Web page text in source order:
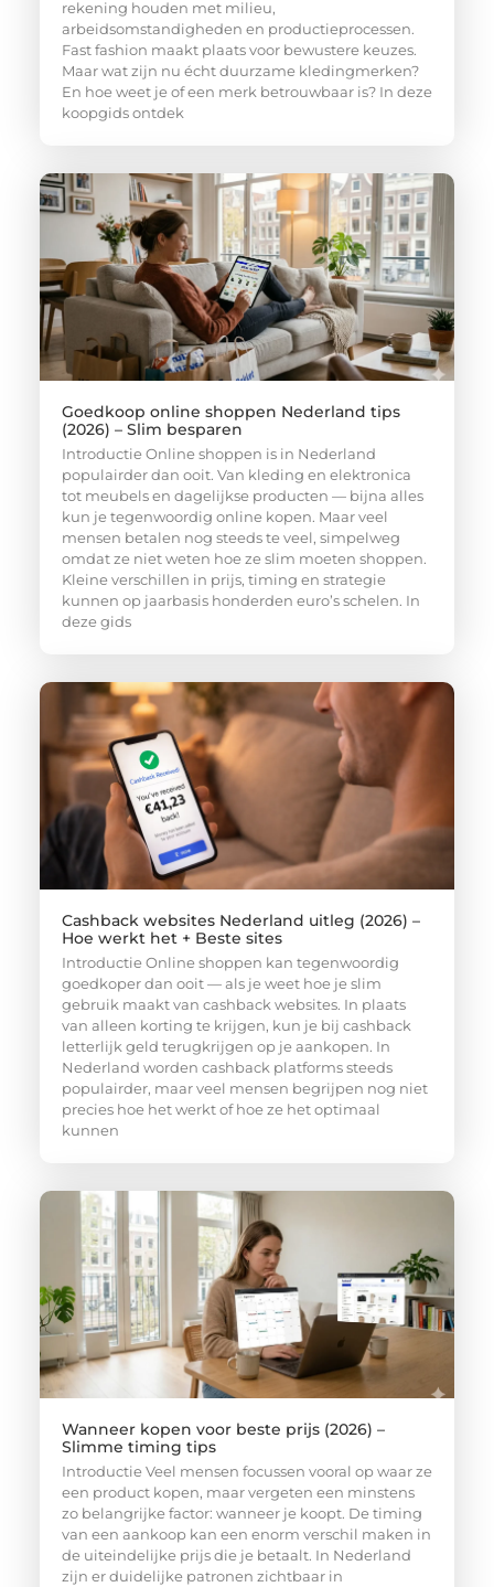
rekening houden met milieu,
arbeidsomstandigheden en productieprocessen.
Fast fashion maakt plaats voor bewustere keuzes.
Maar wat zijn nu écht duurzame kledingmerken?
En hoe weet je of een merk betrouwbaar is? In deze
koopgids ontdek
Goedkoop online shoppen Nederland tips
(2026) – Slim besparen
Introductie Online shoppen is in Nederland
populairder dan ooit. Van kleding en elektronica
tot meubels en dagelijkse producten — bijna alles
kun je tegenwoordig online kopen. Maar veel
mensen betalen nog steeds te veel, simpelweg
omdat ze niet weten hoe ze slim moeten shoppen.
Kleine verschillen in prijs, timing en strategie
kunnen op jaarbasis honderden euro’s schelen. In
deze gids
Cashback websites Nederland uitleg (2026) –
Hoe werkt het + Beste sites
Introductie Online shoppen kan tegenwoordig
goedkoper dan ooit — als je weet hoe je slim
gebruik maakt van cashback websites. In plaats
van alleen korting te krijgen, kun je bij cashback
letterlijk geld terugkrijgen op je aankopen. In
Nederland worden cashback platforms steeds
populairder, maar veel mensen begrijpen nog niet
precies hoe het werkt of hoe ze het optimaal
kunnen
Wanneer kopen voor beste prijs (2026) –
Slimme timing tips
Introductie Veel mensen focussen vooral op waar ze
een product kopen, maar vergeten een minstens
zo belangrijke factor: wanneer je koopt. De timing
van een aankoop kan een enorm verschil maken in
de uiteindelijke prijs die je betaalt. In Nederland
zijn er duidelijke patronen zichtbaar in